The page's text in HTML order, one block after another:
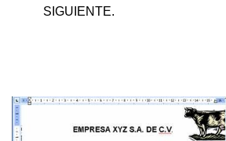
SIGUIENTE.